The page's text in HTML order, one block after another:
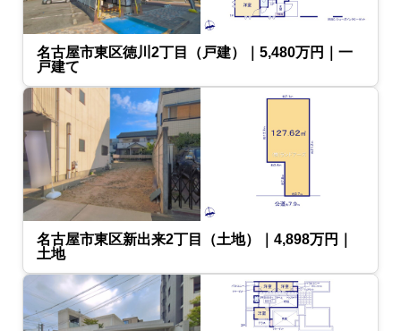
名古屋市東区徳川2丁目（戸建）｜5,480万円｜一
戸建て
名古屋市東区新出来2丁目（土地）｜4,898万円｜
土地